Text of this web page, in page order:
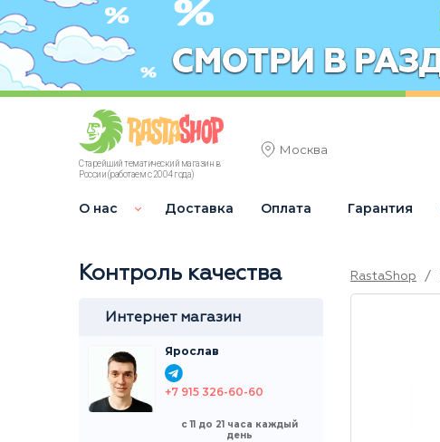
Старейший тематический магазин в
России (работаем с 2004 года)
Москва
О нас Доставка Оплата Гарантия
Контроль качества
Интернет магазин
Ярослав
+7 915 326-60-60
с 11 до 21 часа каждый
день
RastaShop /